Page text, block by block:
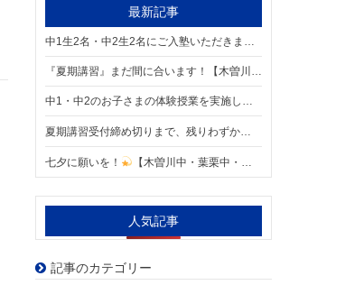
最新記事
中1生2名・中2生2名にご入塾いただきました！【木曽川中・葉栗中・北方中・今伊勢中・浅井中・木曽川東小・葉栗小・葉栗北小の個別指導塾 明海学院 一宮木曽川東校】
『夏期講習』まだ間に合います！【木曽川中・葉栗中・北方中・今伊勢中・浅井中・木曽川東小・葉栗小・葉栗北小の個別指導塾 明海学院 一宮木曽川東校】
中1・中2のお子さまの体験授業を実施しました！【木曽川中・葉栗中・北方中・今伊勢中・浅井中・木曽川東小・葉栗小・葉栗北小の個別指導塾 明海学院 一宮木曽川東校】
夏期講習受付締め切りまで、残りわずか
七夕に願いを！ 【木曽川中・葉栗中・北方中・今伊勢中・浅井中・木曽川東小・葉栗小・葉栗北小の個別指導塾 明海学院 一宮木曽川東校】
人気記事
記事のカテゴリー